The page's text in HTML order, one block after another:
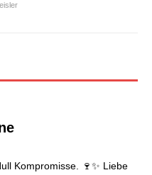
Kompromisse. 🍷✨ Liebe